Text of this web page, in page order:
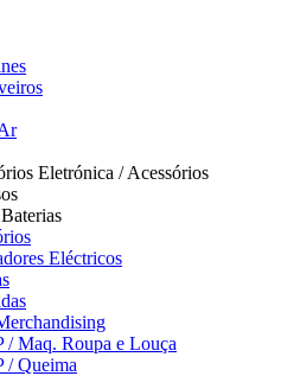
Eletrónica / Acessórios
Eléctricos
/ Maq. Roupa e Louça
/ Queima